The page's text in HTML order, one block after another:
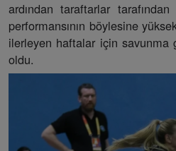
ardından taraftarlar
performansının böylesine
ilerleyen haftalar için savunma
oldu.